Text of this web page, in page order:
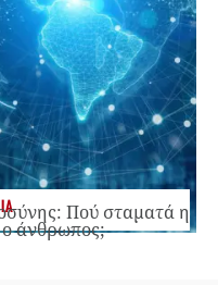
Πού σταματά η
ο άνθρωπος;